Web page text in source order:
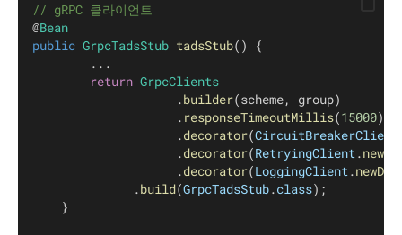
// gRPC 클라이언트
@Bean
public GrpcTadsStub tadsStub() {
        ...
return GrpcClients
                   	.
builder(scheme, group)
	                	.
responseTimeoutMillis(15000)
                    .
decorator(CircuitBreakerClient
                  	.
decorator(RetryingClient.
                    .
decorator(LoggingClient.
              .
build(GrpcTadsStub.class);
    }